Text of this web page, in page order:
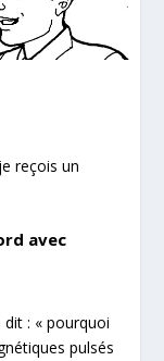
reçois un
avec
dit : «pourquoi
pulsés